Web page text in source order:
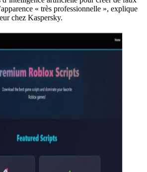
« très professionnelle », explique
chez Kaspersky.